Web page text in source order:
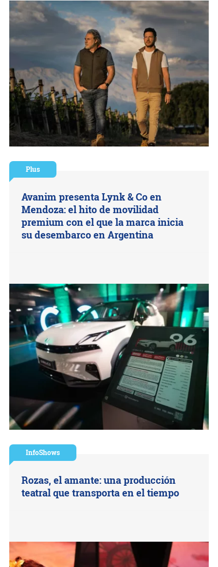
Plus
Avanim presenta Lynk & Co en
Mendoza: el hito de movilidad
premium con el que la marca inicia
su desembarco en Argentina
InfoShows
Rozas, el amante: una producción
teatral que transporta en el tiempo